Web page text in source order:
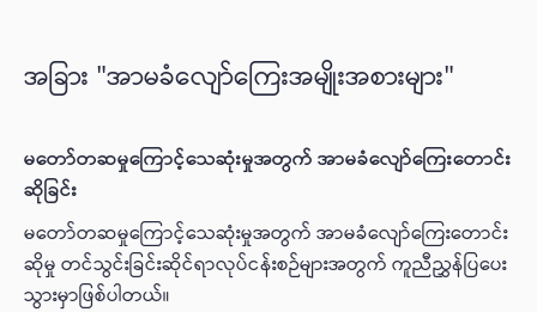
အခြား "အာမခံလျော်ကြေးအမျိုးအစားများ"
မတော်တဆမှုကြောင့်သေဆုံးမှုအတွက် အာမခံလျော်ကြေးတောင်း
ဆိုခြင်း
မတော်တဆမှုကြောင့်သေဆုံးမှုအတွက် အာမခံလျော်ကြေးတောင်း
ဆိုမှု တင်သွင်းခြင်းဆိုင်ရာလုပ်ငန်းစဉ်များအတွက် ကူညီညွှန်ပြပေး
သွားမှာဖြစ်ပါတယ်။